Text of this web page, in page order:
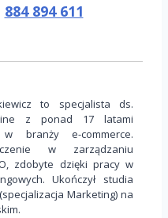
884 894 611
to specjalista ds.
z ponad 17 latami
w branży e-commerce.
w zarządzaniu
zdobyte dzięki pracy w
Ukończył studia
Marketing) na